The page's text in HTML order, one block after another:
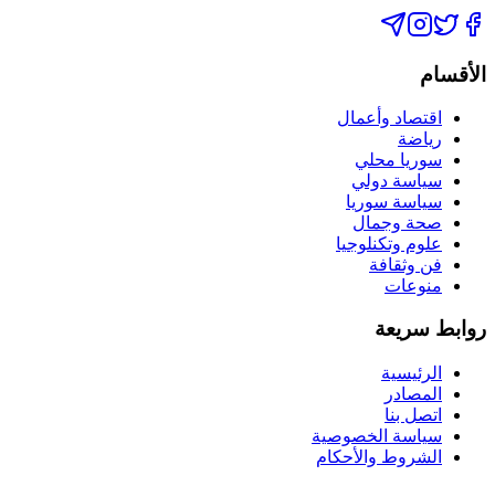
الأقسام
اقتصاد وأعمال
رياضة
سوريا محلي
سياسة دولي
سياسة سوريا
صحة وجمال
علوم وتكنلوجيا
فن وثقافة
منوعات
روابط سريعة
الرئيسية
المصادر
اتصل بنا
سياسة الخصوصية
الشروط والأحكام